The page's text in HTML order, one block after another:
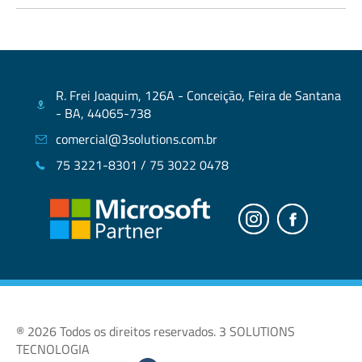
R. Frei Joaquim, 126A - Conceição, Feira de Santana
- BA, 44065-738
comercial@3solutions.com.br
75 3221-8301 / 75 3022 0478
® 2026 Todos os direitos reservados. 3 SOLUTIONS
TECNOLOGIA